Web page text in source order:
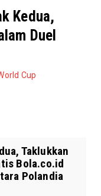
Kedua,
Duel
Cup
Taklukkan
Bola.co.id
Polandia